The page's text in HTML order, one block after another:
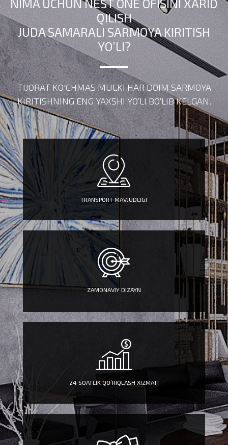
NIMA UCHUN NEST ONE OFISINI XARID
QILISH
JUDA SAMARALI SARMOYA KIRITISH
YO’LI?
TIJORAT KO'CHMAS MULKI HAR DOIM SARMOYA
KIRITISHNING ENG YAXSHI YO’LI BO’LIB KELGAN.
TRANSPORT MAVJUDLIGI
ZAMONAVIY DIZAYN
24 SOATLIK QO’RIQLASH XIZMATI